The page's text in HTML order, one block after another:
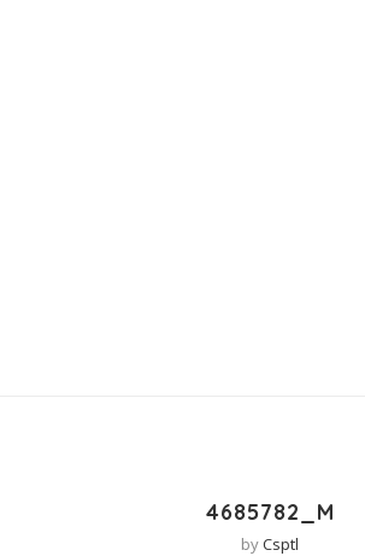
4685782_M
byCsptl